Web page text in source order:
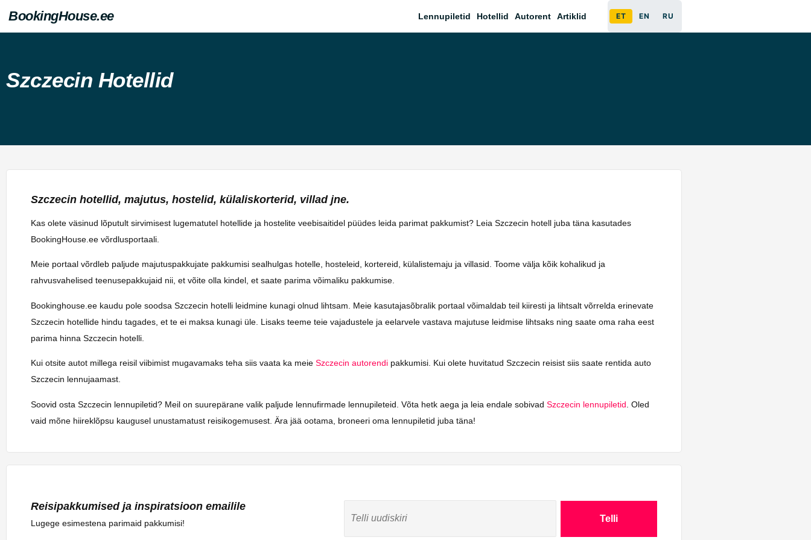
BookingHouse.ee Lennupiletid Hotellid Autorent Artiklid ET EN RU
Szczecin Hotellid
Szczecin hotellid, majutus, hostelid, külaliskorterid, villad jne.
Kas olete väsinud lõputult sirvimisest lugematutel hotellide ja hostelite veebisaitidel püüdes leida parimat pakkumist? Leia Szczecin hotell juba täna kasutades
BookingHouse.ee võrdlusportaali.
Meie portaal võrdleb paljude majutuspakkujate pakkumisi sealhulgas hotelle, hosteleid, kortereid, külalistemaju ja villasid. Toome välja kõik kohalikud ja
rahvusvahelised teenusepakkujaid nii, et võite olla kindel, et saate parima võimaliku pakkumise.
Bookinghouse.ee kaudu pole soodsa Szczecin hotelli leidmine kunagi olnud lihtsam. Meie kasutajasõbralik portaal võimaldab teil kiiresti ja lihtsalt võrrelda erinevate
Szczecin hotellide hindu tagades, et te ei maksa kunagi üle. Lisaks teeme teie vajadustele ja eelarvele vastava majutuse leidmise lihtsaks ning saate oma raha eest
parima hinna Szczecin hotelli.
Kui otsite autot millega reisil viibimist mugavamaks teha siis vaata ka meie Szczecin autorendi pakkumisi. Kui olete huvitatud Szczecin reisist siis saate rentida auto
Szczecin lennujaamast.
Soovid osta Szczecin lennupiletid? Meil on suurepärane valik paljude lennufirmade lennupileteid. Võta hetk aega ja leia endale sobivad Szczecin lennupiletid . Oled
vaid mõne hiireklõpsu kaugusel unustamatust reisikogemusest. Ära jää ootama, broneeri oma lennupiletid juba täna!
Reisipakkumised ja inspiratsioon emailile
Lugege esimestena parimaid pakkumisi! Telli